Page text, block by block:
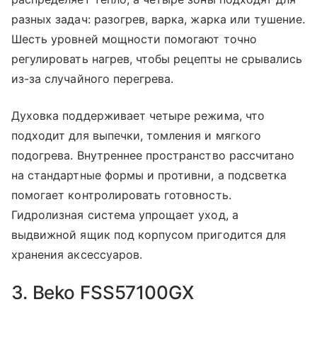
разных задач: разогрев, варка, жарка или тушение.
Шесть уровней мощности помогают точно
регулировать нагрев, чтобы рецепты не срывались
из-за случайного перегрева.
Духовка поддерживает четыре режима, что
подходит для выпечки, томления и мягкого
подогрева. Внутреннее пространство рассчитано
на стандартные формы и противни, а подсветка
помогает контролировать готовность.
Гидролизная система упрощает уход, а
выдвижной ящик под корпусом пригодится для
хранения аксессуаров.
3. Beko FSS57100GX